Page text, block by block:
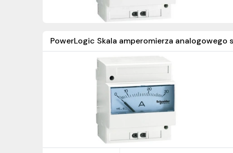
PowerLogic Skala amperomierza analogowego